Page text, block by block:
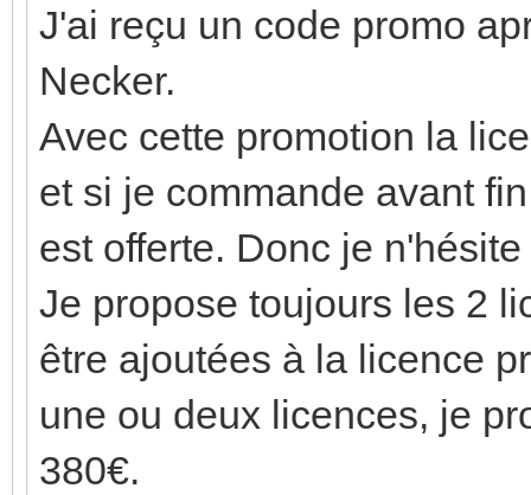
J'ai reçu un code promo
Necker.
Avec cette promotion la
et si je commande avant
est offerte. Donc je
Je propose toujours les 2
être ajoutées à la licence
une ou deux licences, je
380€.